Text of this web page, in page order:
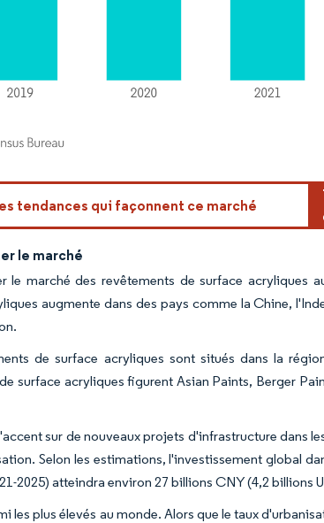
attribution sous CC BY 4.0.
tendances qui façonnent ce marché
le marché
le marché des revêtements de surface acryliques
augmente dans des pays comme la Chine,
de surface acryliques sont situés dans la
surface acryliques figurent Asian Paints, Berger
sur de nouveaux projets d'infrastructure dans
Selon les estimations, l'investissement global
2025) atteindra environ 27 billions CNY (4,2 billions
les plus élevés au monde. Alors que le taux